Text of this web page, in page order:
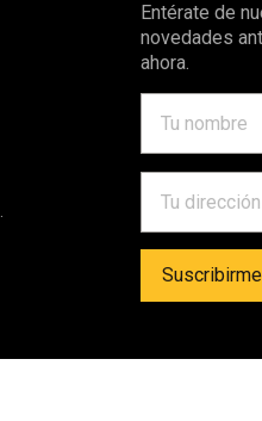
Entérate de
novedades
ahora.